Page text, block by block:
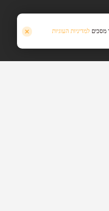
מסכים למדיניות העוגיות